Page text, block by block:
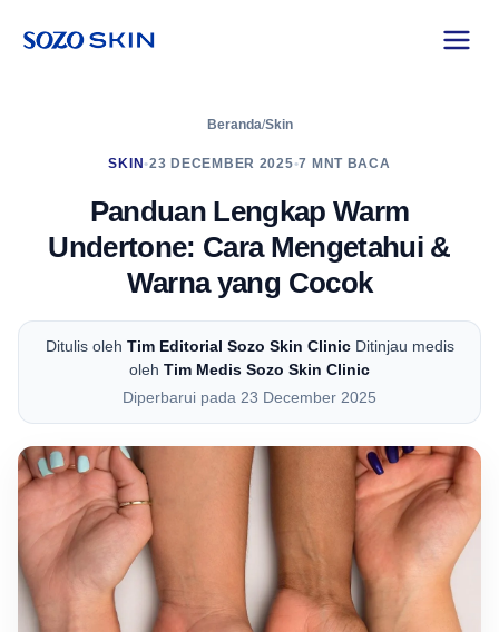
Beranda/Skin
SKIN•23 DECEMBER 2025•7 MNT BACA
Panduan Lengkap Warm
Undertone: Cara Mengetahui &
Warna yang Cocok
Ditulis oleh Tim Editorial Sozo Skin Clinic Ditinjau medis
oleh Tim Medis Sozo Skin Clinic
Diperbarui pada 23 December 2025